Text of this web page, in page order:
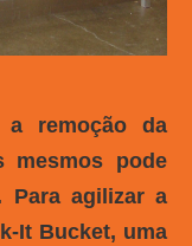
a remoção da
mesmos pode
Para agilizar a
It Bucket, uma